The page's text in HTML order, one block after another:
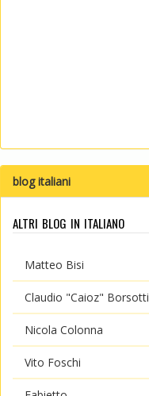
blog italiani
altri blog in italiano
Matteo Bisi
Claudio "Caioz" Borsotti
Nicola Colonna
Vito Foschi